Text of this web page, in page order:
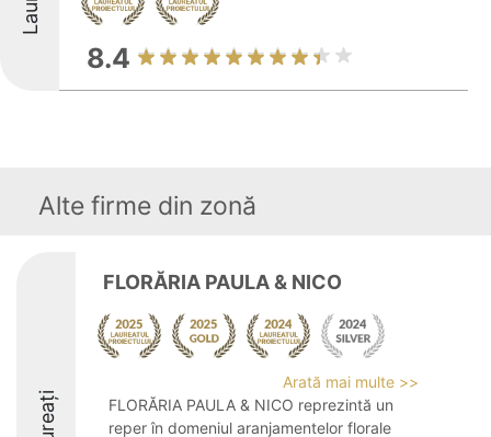
8.4
Alte firme din zonă
FLORĂRIA PAULA & NICO
Arată mai multe >>
FLORĂRIA PAULA & NICO reprezintă un
reper în domeniul aranjamentelor florale